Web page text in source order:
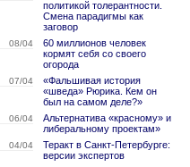
политикой толерантности.
Смена парадигмы как
заговор
08/04
60 миллионов человек
кормят себя со своего
огорода
07/04
«Фальшивая история
«шведа» Рюрика. Кем он
был на самом деле?»
06/04
Альтернатива «красному» и
либеральному проектам»
04/04
Теракт в Санкт-Петербурге:
версии экспертов